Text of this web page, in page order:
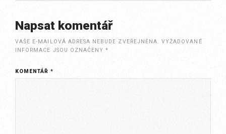
Napsat komentář
VAŠE E-MAILOVÁ ADRESA NEBUDE ZVEŘEJNĚNA. VYŽADOVANÉ
INFORMACE JSOU OZNAČENY*
KOMENTÁŘ*